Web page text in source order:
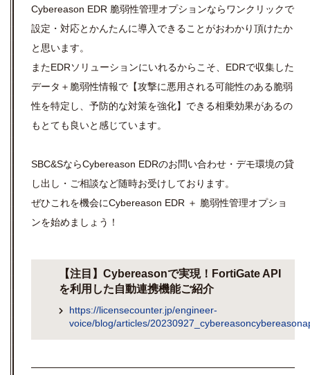
Cybereason EDR 脆弱性管理オプションならワンクリックで
設定・対応とかんたんに導入できることがおわかり頂けたか
と思います。
またEDRソリューションにいれるからこそ、EDRで収集した
データ＋脆弱性情報で【攻撃に悪用される可能性のある脆弱
性を特定し、予防的な対策を強化】できる相乗効果があるの
もとても良いと感じています。
SBC&SならCybereason EDRのお問い合わせ・デモ環境の貸
し出し・ご相談など随時お受けしております。
ぜひこれを機会にCybereason EDR ＋ 脆弱性管理オプショ
ンを始めましょう！
【注目】Cybereasonで実現！FortiGate API
を利用した自動連携機能ご紹介
https://licensecounter.jp/engineer-
voice/blog/articles/